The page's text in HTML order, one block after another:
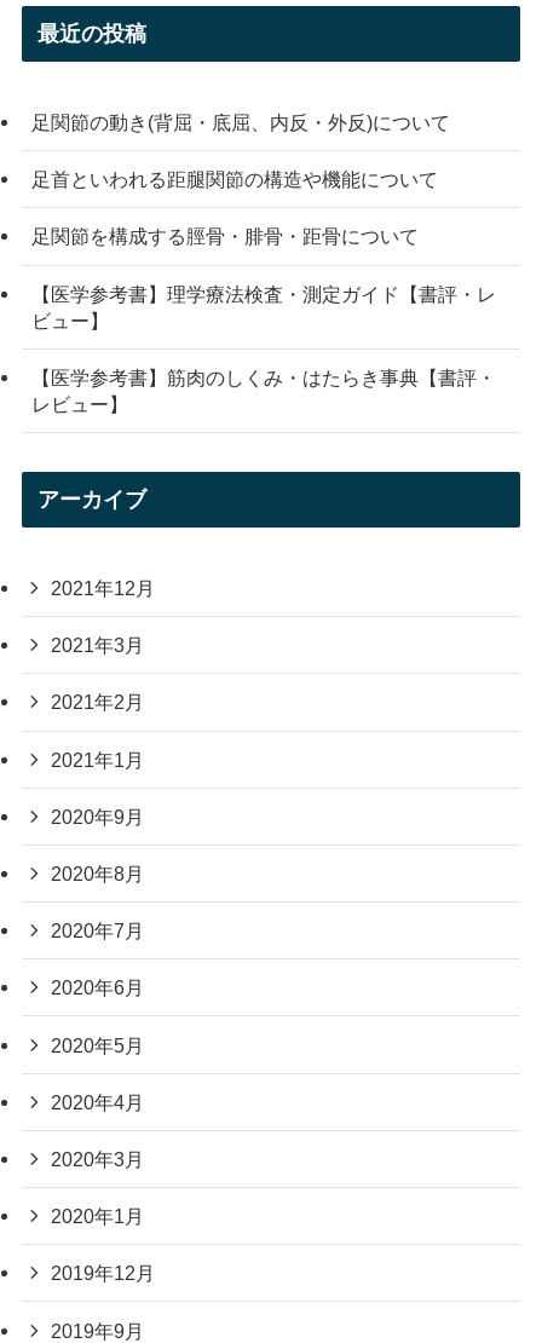
最近の投稿
足関節の動き(背屈・底屈、内反・外反)について
足首といわれる距腿関節の構造や機能について
足関節を構成する脛骨・腓骨・距骨について
【医学参考書】理学療法検査・測定ガイド【書評・レ
ビュー】
【医学参考書】筋肉のしくみ・はたらき事典【書評・
レビュー】
アーカイブ
2021年12月
2021年3月
2021年2月
2021年1月
2020年9月
2020年8月
2020年7月
2020年6月
2020年5月
2020年4月
2020年3月
2020年1月
2019年12月
2019年9月